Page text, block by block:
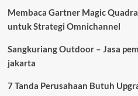
Membaca Gartner Magic
untuk Strategi Omnichannel
Sangkuriang Outdoor – Jasa
jakarta
7 Tanda Perusahaan Butuh